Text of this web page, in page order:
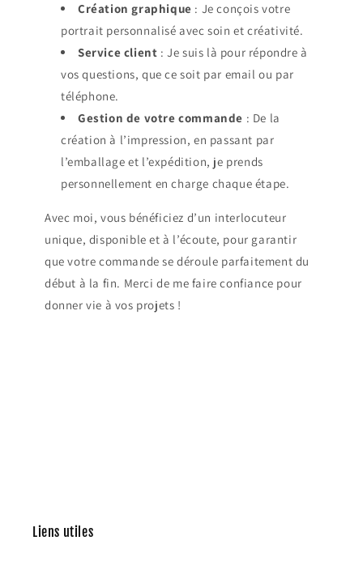
Création graphique : Je conçois votre
portrait personnalisé avec soin et créativité.
Service client : Je suis là pour répondre à
vos questions, que ce soit par email ou par
téléphone.
Gestion de votre commande : De la
création à l’impression, en passant par
l’emballage et l’expédition, je prends
personnellement en charge chaque étape.
Avec moi, vous bénéficiez d’un interlocuteur
unique, disponible et à l’écoute, pour garantir
que votre commande se déroule parfaitement du
début à la fin. Merci de me faire confiance pour
donner vie à vos projets !
Liens utiles